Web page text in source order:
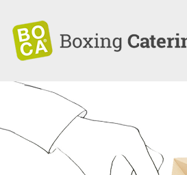
Catering